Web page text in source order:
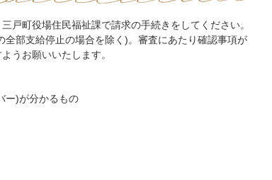
戸町役場住民福祉課で請求の手続きをしてください。
部支給停止の場合を除く)。審査にあたり確認事項が
うお願いいたします。
ー)が分かるもの